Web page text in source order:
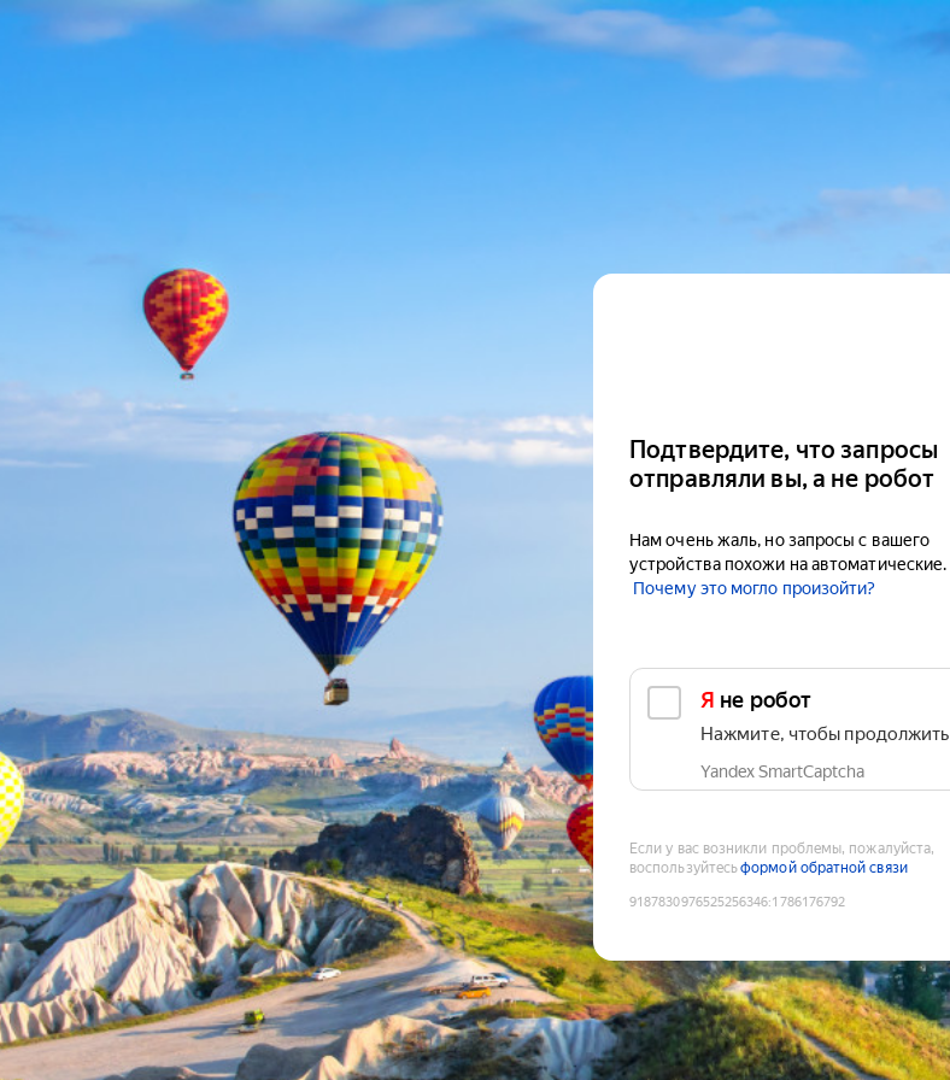
Подтвердите, что запросы
отправляли вы, а не робот
Нам очень жаль, но запросы с вашего
устройства похожи на автоматические.
Почему это могло произойти?
Я не робот
Нажмите, чтобы продолжить
Yandex SmartCaptcha
Если у вас возникли проблемы, пожалуйста,
воспользуйтесьформой обратной связи
9187830976525256346:1786176792